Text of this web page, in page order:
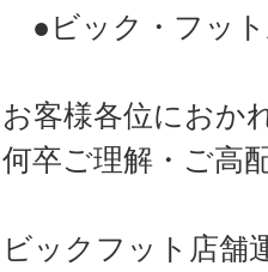
●ビック・フッ
お客様各位におか
何卒ご理解・ご高
ビックフット店舗